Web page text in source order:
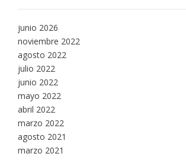
junio 2026
noviembre 2022
agosto 2022
julio 2022
junio 2022
mayo 2022
abril 2022
marzo 2022
agosto 2021
marzo 2021